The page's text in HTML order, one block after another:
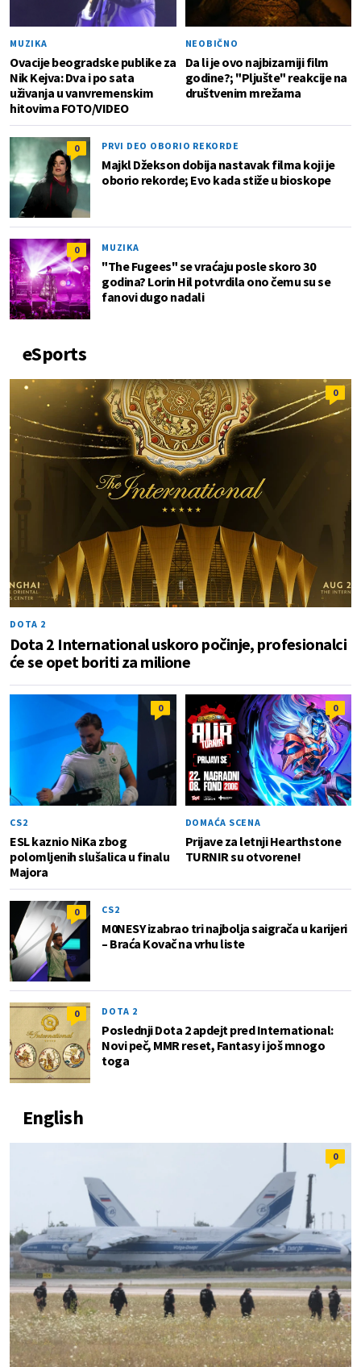
MUZIKA
Ovacije beogradske publike za
Nik Kejva: Dva i po sata
uživanja u vanvremenskim
hitovima FOTO/VIDEO
NEOBIČNO
Da li je ovo najbizarniji film
godine?; "Pljušte" reakcije na
društvenim mrežama
0 PRVI DEO OBORIO REKORDE
Majkl Džekson dobija nastavak filma koji je
oborio rekorde; Evo kada stiže u bioskope
0 MUZIKA
"The Fugees" se vraćaju posle skoro 30
godina? Lorin Hil potvrdila ono čemu su se
fanovi dugo nadali
eSports
0
DOTA 2
Dota 2 International uskoro počinje, profesionalci
će se opet boriti za milione
0
CS2
ESL kaznio NiKa zbog
polomljenih slušalica u finalu
Majora
0
DOMAĆA SCENA
Prijave za letnji Hearthstone
TURNIR su otvorene!
0 CS2
M0NESY izabrao tri najbolja saigrača u karijeri
– Braća Kovač na vrhu liste
0 DOTA 2
Poslednji Dota 2 apdejt pred International:
Novi peč, MMR reset, Fantasy i još mnogo
toga
English
0